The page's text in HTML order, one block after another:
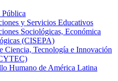
y Servicios Educativos
Sociológicas, Económica
(CISEPA)
Ciencia, Tecnología e Innovación
Humano de América Latina